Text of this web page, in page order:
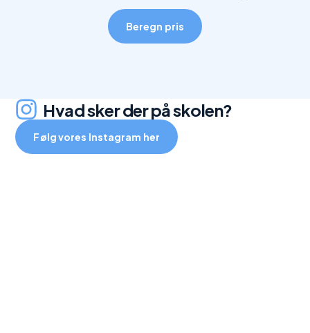
Beregn pris
Hvad sker der på skolen?
Følg vores Instagram her